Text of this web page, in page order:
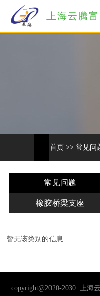
上海云腾
首页 >> 常见问
常见问题
橡胶桥梁支座
暂无该类别的信息
copyright@2020-2030 上海